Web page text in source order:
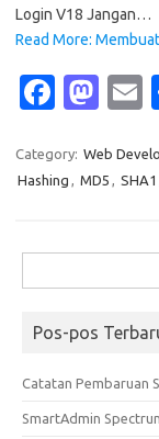
Login V18 Jangan…
Read More:
Fa
e
b
M
t
o
Category: Web
Hashing , MD5 , SHA1
untuk:
Pos-pos
Catatan Pembaruan
SmartAdmin